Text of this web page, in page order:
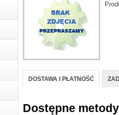
DOSTAWA I PŁATNOŚĆ
Dostępne